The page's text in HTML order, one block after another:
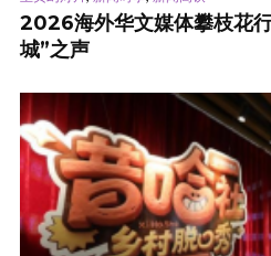
2026海外华文媒体攀枝花
城”之声